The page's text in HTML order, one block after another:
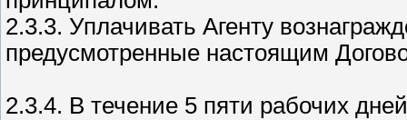
2.3.3. Уплачивать Агенту
предусмотренные настоящим
2.3.4. В течение 5 пяти рабочих